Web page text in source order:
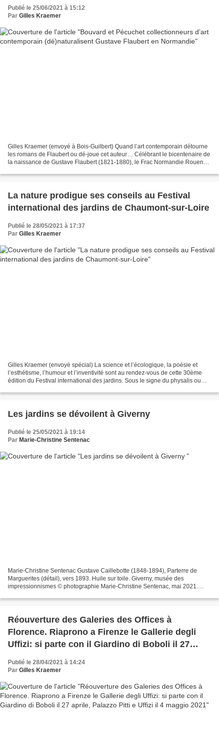
Publié le 25/06/2021 à 15:12
Par Gilles Kraemer
Gilles Kraemer (envoyé à Bois-Guilbert) Quand l’art contemporain détourne
les romans de Flaubert ou dé-joue cet auteur… Célébrant le bicentenaire de
la naissance de Gustave Flaubert (1821-1880), le Frac Normandie Rouen
La nature prodigue ses conseils au Festival
international des jardins de Chaumont-sur-Loire
Publié le 28/05/2021 à 17:37
Par Gilles Kraemer
Gilles Kraemer (envoyé spécial) La science et l’écologique, la poésie et
l’esthétisme, l’humour et l’inventivité sont au rendez-vous de cette 30ème
édition du Festival international des jardins. Sous le signe du physalis ou
Les jardins se dévoilent à Giverny
Publié le 25/05/2021 à 19:14
Par Marie-Christine Sentenac
Marie-Christine Sentenac Gustave Caillebotte (1848-1894), Parterre de
Marguerites (détail), vers 1893. Huile sur toile. Giverny, musée des
impressionnismes © photographie Marie-Christine Sentenac, mai 2021.
Réouverture des Galeries des Offices à
Florence. Riaprono a Firenze le Gallerie degli
Uffizi: si parte con il Giardino di Boboli il 27
aprile, Palazzo Pitti e Uffizi il 4 maggio 2021
Publié le 28/04/2021 à 14:24
Par Gilles Kraemer